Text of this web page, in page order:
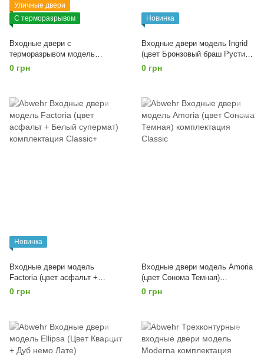
Уличные двери
С терморазрывом
Входные двери с
терморазрывом модель
Softana (цвет RAL 8019 +
Белый) комплектация
0 грн
Новинка
Входные двери модель Ingrid
(цвет Бронзовый браш Рустик
авиньон) комплектация
Classic+
0 грн
Новинка
Входные двери модель
Factoria (цвет асфальт +
Белый супермат)
комплектация Classic+
0 грн
Входные двери модель Amoria
(цвет Сонома Темная)
комплектация Classic
0 грн